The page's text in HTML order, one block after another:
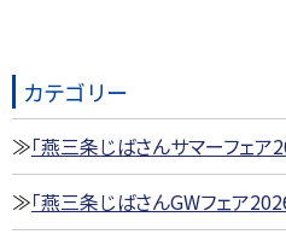
カテゴリー
「燕三条じばさんサマーフェ
「燕三条じばさんGWフェア